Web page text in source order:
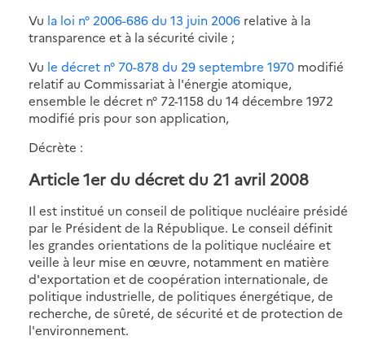
Vu la loi n° 2006-686 du 13 juin 2006 relative à la
transparence et à la sécurité civile ;
Vu le décret n° 70-878 du 29 septembre 1970 modifié
relatif au Commissariat à l'énergie atomique,
ensemble le décret n° 72-1158 du 14 décembre 1972
modifié pris pour son application,
Décrète :
Article 1er du décret du 21 avril 2008
Il est institué un conseil de politique nucléaire présidé
par le Président de la République. Le conseil définit
les grandes orientations de la politique nucléaire et
veille à leur mise en œuvre, notamment en matière
d'exportation et de coopération internationale, de
politique industrielle, de politiques énergétique, de
recherche, de sûreté, de sécurité et de protection de
l'environnement.